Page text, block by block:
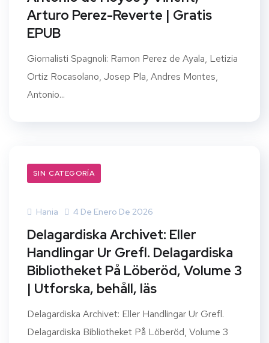
Arturo Perez-Reverte | Gratis
EPUB
Giornalisti Spagnoli: Ramon Perez de Ayala, Letizia
Ortiz Rocasolano, Josep Pla, Andres Montes,
Antonio...
SIN CATEGORÍA
Hania 4 De Enero De 2026
Delagardiska Archivet: Eller
Handlingar Ur Grefl. Delagardiska
Bibliotheket På Löberöd, Volume 3
| Utforska, behåll, läs
Delagardiska Archivet: Eller Handlingar Ur Grefl.
Delagardiska Bibliotheket På Löberöd, Volume 3